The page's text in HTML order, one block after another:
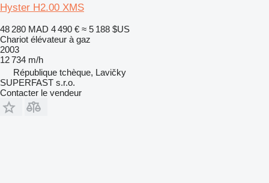
Hyster H2.00 XMS
48 280 MAD 4 490 € ≈ 5 188 $US
Chariot élévateur à gaz
2003
12 734 m/h
République tchèque, Lavičky
SUPERFAST s.r.o.
Contacter le vendeur